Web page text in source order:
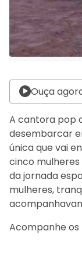
Ouça
A cantora pop
desembarcar
única que vai
cinco
da jornada
mulheres,
Acompanhe